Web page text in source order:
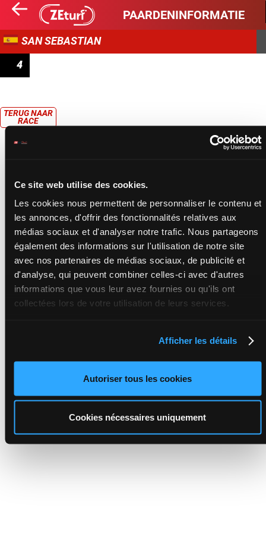
Ce site web utilise des cookies.
Les cookies nous permettent de personnaliser le contenu et
les annonces, d'offrir des fonctionnalités relatives aux
médias sociaux et d'analyser notre trafic. Nous partageons
également des informations sur l'utilisation de notre site
avec nos partenaires de médias sociaux, de publicité et
d'analyse, qui peuvent combiner celles-ci avec d'autres
informations que vous leur avez fournies ou qu'ils ont
collectées lors de votre utilisation de leurs services.
Afficher les détails
Autoriser tous les cookies
Cookies nécessaires uniquement
PAARDENINFORMATIE
SAN SEBASTIAN
4
TERUG NAAR
RACE